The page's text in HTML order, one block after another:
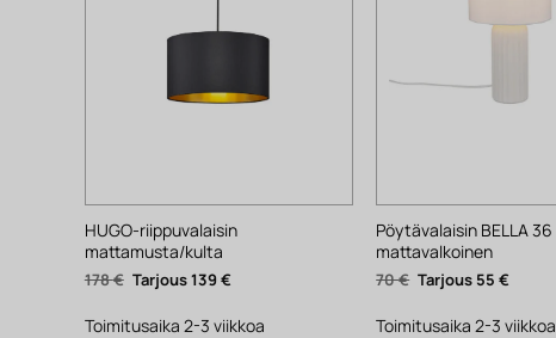
HUGO-riippuvalaisin
mattamusta/kulta
178€ Alkuperäinen
hinta
178 €.
139€Nykyinen
139 €.
Toimitusaika 2-3 viikkoa
Pöytävalaisin BELLA 36
mattavalkoinen
70€ Alkuperäinen
hinta
70 €.
55€
55 €.
Toimitusaika 2-3 viikkoa